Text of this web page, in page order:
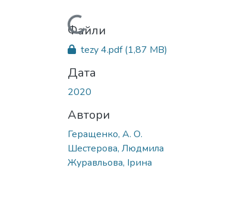
Вантажиться...
Файли
tezy 4.pdf(1,87 MB)
Дата
2020
Автори
Геращенко, А. О.
Шестерова, Людмила
Журавльова, Ірина